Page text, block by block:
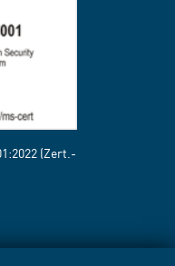
(Zert.-